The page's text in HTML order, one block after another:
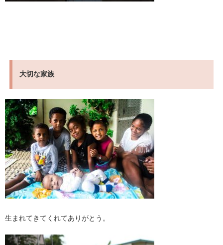
大切な家族
生まれてきてくれてありがとう。